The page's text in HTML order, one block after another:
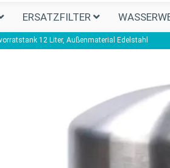
ERSATZFILTER
12 Liter, Außenmaterial Edelstahl